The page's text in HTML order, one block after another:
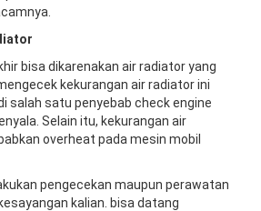
bisa dikarenakan air radiator yang
kekurangan air radiator ini
salah satu penyebab check engine
Selain itu, kekurangan air
overheat pada mesin mobil
pengecekan maupun perawatan
kalian. bisa datang